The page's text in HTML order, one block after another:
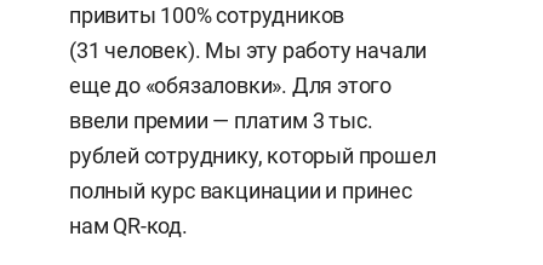
привиты 100% сотрудников
(31 человек). Мы эту работу начали
еще до «обязаловки». Для этого
ввели премии — платим 3 тыс.
рублей сотруднику, который прошел
полный курс вакцинации и принес
нам QR-код.